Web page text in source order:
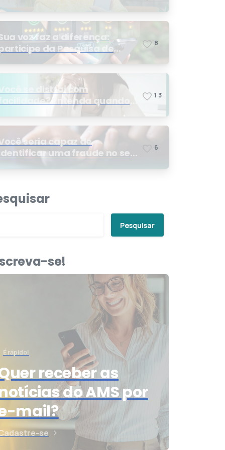
voz faz a diferença:
da Pesquisa de
2026
8
se distrai com
Entenda quando
sinais podem indicar TDAH
1 3
seria capaz de
uma fraude no seu
de saúde?
6
Pesquisar
se!
É rápido!
receber as
do AMS por
mail?
se